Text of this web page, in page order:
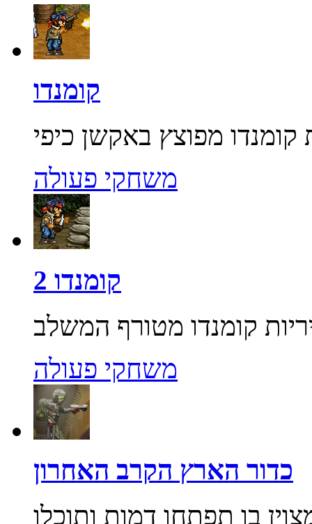
קומנדו
משחקי פעולה
קומנדו 2
משחקי פעולה
כדור הארץ הקרב האחרון